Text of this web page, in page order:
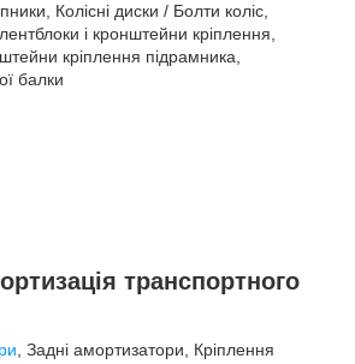
Колісні диски / Болти коліс,
і кронштейни кріплення,
кріплення підрамника,
балки
транспортного
, Задні амортизатори, Кріплення